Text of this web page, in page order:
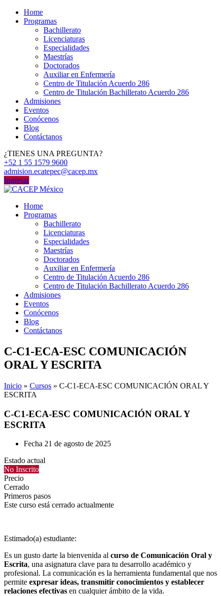
Home
Programas
Bachillerato
Licenciaturas
Especialidades
Maestrías
Doctorados
Auxiliar en Enfermería
Centro de Titulación Acuerdo 286
Centro de Titulación Bachillerato Acuerdo 286
Admisiones
Eventos
Conócenos
Blog
Contáctanos
¿TIENES UNA PREGUNTA?
+52 1 55 1579 9600
admision.ecatepec@cacep.mx
Ingresar
Home
Programas
Bachillerato
Licenciaturas
Especialidades
Maestrías
Doctorados
Auxiliar en Enfermería
Centro de Titulación Acuerdo 286
Centro de Titulación Bachillerato Acuerdo 286
Admisiones
Eventos
Conócenos
Blog
Contáctanos
C-C1-ECA-ESC COMUNICACIÓN
ORAL Y ESCRITA
Inicio » Cursos » C-C1-ECA-ESC COMUNICACIÓN ORAL Y
ESCRITA
C-C1-ECA-ESC COMUNICACIÓN ORAL Y
ESCRITA
Fecha 21 de agosto de 2025
Estado actual
No Inscrito
Precio
Cerrado
Primeros pasos
Este curso está cerrado actualmente
Estimado(a) estudiante:
Es un gusto darte la bienvenida al curso de Comunicación Oral y
Escrita, una asignatura clave para tu desarrollo académico y
profesional. La comunicación es la herramienta fundamental que nos
permite expresar ideas, transmitir conocimientos y establecer
relaciones efectivas en cualquier ámbito de la vida.